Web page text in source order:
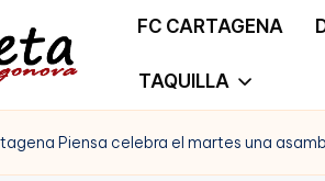
FC CARTAGENA
TAQUILLA
Piensa celebra el martes una